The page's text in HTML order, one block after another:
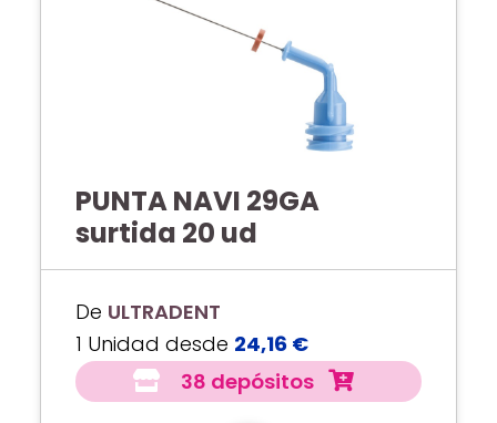
PUNTA NAVI 29GA
surtida 20 ud
De ULTRADENT
1 Unidad desde 24,16 €
38 depósitos